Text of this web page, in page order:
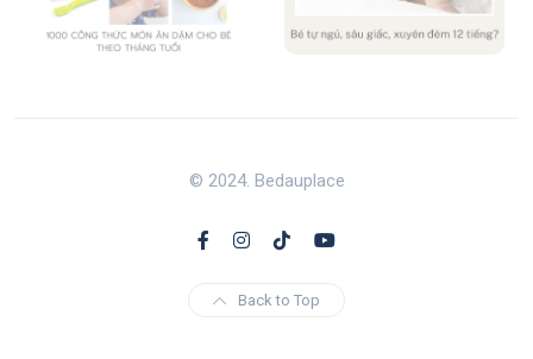
© 2024. Bedauplace
Back to Top